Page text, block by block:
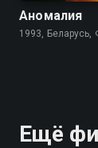
Аномалия
1993, Беларусь,
Ещё